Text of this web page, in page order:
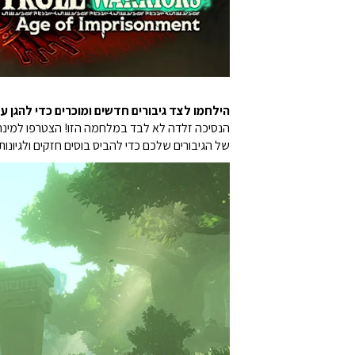
הילחמו לצד גיבורים חדשים ומוכרים כדי
הנסיכה זלדה לא לבד במלחמה הזו! הצטרפו למינרו,
של הגיבורים שלכם כדי להביס בוסים חזקים